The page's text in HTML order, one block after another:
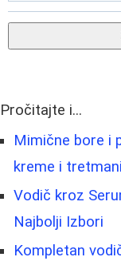
Pročitajte i...
Mimične bore i
kreme i tretmani
Vodič kroz
Najbolji Izbori
Kompletan